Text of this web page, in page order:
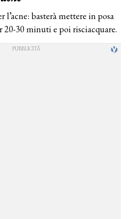
l’acne: basterà mettere in posa
20-30 minuti e poi risciacquare.